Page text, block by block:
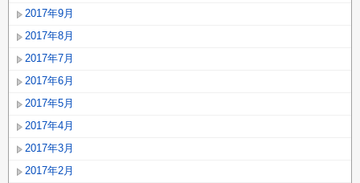
2017年9月
2017年8月
2017年7月
2017年6月
2017年5月
2017年4月
2017年3月
2017年2月